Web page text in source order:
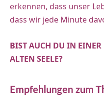
erkennen, dass unser
dass wir jede Minute
BIST AUCH DU IN
ALTEN SEELE?
Empfehlungen zum